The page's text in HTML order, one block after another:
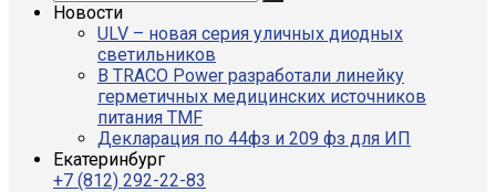
Новости
ULV – новая серия уличных диодных
светильников
В TRACO Power разработали линейку
герметичных медицинских источников
питания TMF
Декларация по 44фз и 209 фз для ИП
Екатеринбург
+7 (812) 292-22-83